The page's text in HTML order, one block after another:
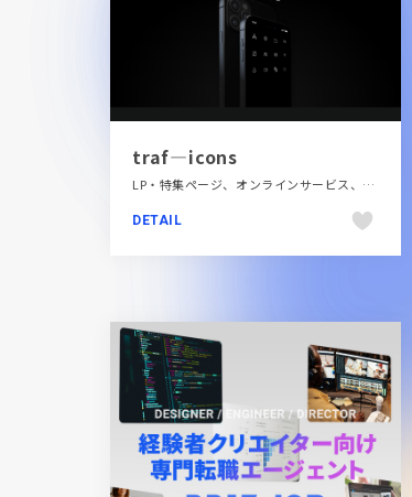
traf—icons
LP・特集ページ、オンラインサービス、スクロールエフェクト、スタイリッシュ、デザイン・アート・音楽・文芸、フラットデザイン、ブラック系 、ブランド・サービスサイト、レッド系、大きめ写真、海外サイト
DETAIL